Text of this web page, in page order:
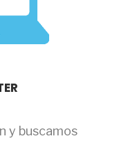
y buscamos